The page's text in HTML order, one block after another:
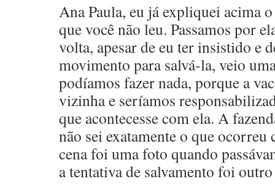
Ana Paula, eu já expliquei acima
que você não leu. Passamos por
volta, apesar de eu ter insistido e
movimento para salvá-la, veio
podíamos fazer nada, porque a
vizinha e seríamos
que acontecesse com ela. A
não sei exatamente o que
cena foi uma foto quando
a tentativa de salvamento foi